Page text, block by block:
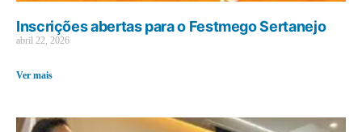
Inscrições abertas para o Festmego Sertanejo
abril 22, 2026
Ver mais